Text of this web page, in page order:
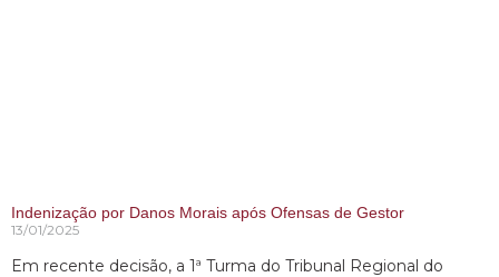
Indenização por Danos Morais após Ofensas de Gestor
13/01/2025
Em recente decisão, a 1ª Turma do Tribunal Regional do